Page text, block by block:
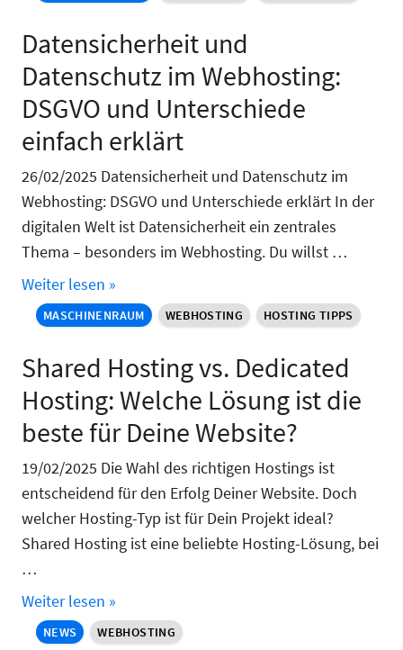
Datensicherheit und
Datenschutz im Webhosting:
DSGVO und Unterschiede
einfach erklärt
26/02/2025 Datensicherheit und Datenschutz im
Webhosting: DSGVO und Unterschiede erklärt In der
digitalen Welt ist Datensicherheit ein zentrales
Thema – besonders im Webhosting. Du willst …
Weiter lesen »
MASCHINENRAUM WEBHOSTING HOSTING TIPPS
Shared Hosting vs. Dedicated
Hosting: Welche Lösung ist die
beste für Deine Website?
19/02/2025 Die Wahl des richtigen Hostings ist
entscheidend für den Erfolg Deiner Website. Doch
welcher Hosting-Typ ist für Dein Projekt ideal?
Shared Hosting ist eine beliebte Hosting-Lösung, bei
…
Weiter lesen »
NEWS WEBHOSTING